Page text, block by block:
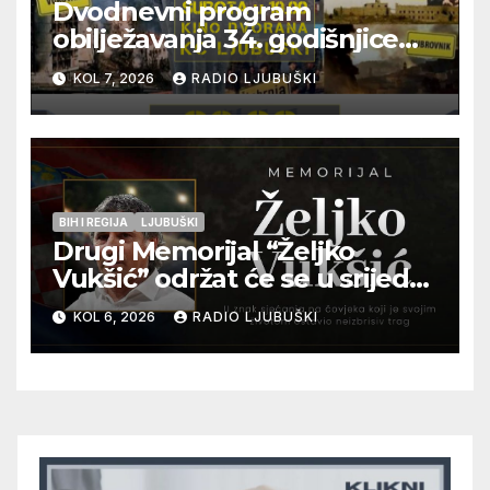
Dvodnevni program
obilježavanja 34. godišnjice
pogibije generala Blaža
Kraljevića i osmorice
pripadnika HOS-a
KOL 7, 2026 RADIO LJUBUŠKI
BIH I REGIJA LJUBUŠKI
Drugi Memorijal “Željko
Vukšić” održat će se u srijedu
12. kolovoza u Otoku
KOL 6, 2026 RADIO LJUBUŠKI